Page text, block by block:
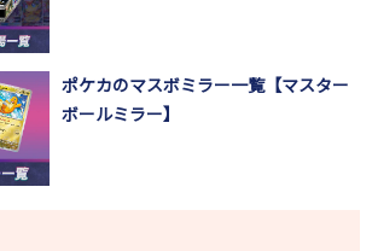
ポケカのマスボミラー一覧【マスター
ボールミラー】